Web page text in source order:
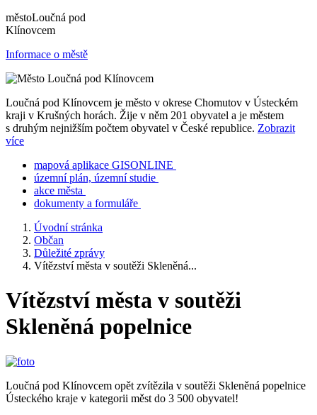
městoLoučná pod
Klínovcem
Informace o městě
Loučná pod Klínovcem je město v okrese Chomutov v Ústeckém
kraji v Krušných horách. Žije v něm 201 obyvatel a je městem
s druhým nejnižším počtem obyvatel v České republice. Zobrazit
více
mapová aplikace GISONLINE
územní plán, územní studie
akce města
dokumenty a formuláře
Úvodní stránka
Občan
Důležité zprávy
Vítězství města v soutěži Skleněná...
Vítězství města v soutěži
Skleněná popelnice
Loučná pod Klínovcem opět zvítězila v soutěži Skleněná popelnice
Ústeckého kraje v kategorii měst do 3 500 obyvatel!